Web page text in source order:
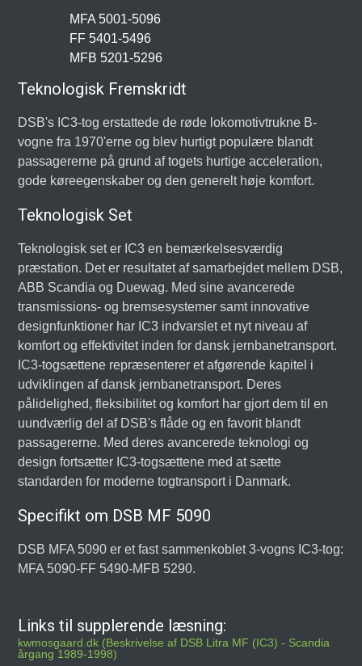
MFA 5001-5096
FF 5401-5496
MFB 5201-5296
Teknologisk Fremskridt
DSB's IC3-tog erstattede de røde lokomotivtrukne B-
vogne fra 1970'erne og blev hurtigt populære blandt
passagererne på grund af togets hurtige acceleration,
gode køreegenskaber og den generelt høje komfort.
Teknologisk Set
Teknologisk set er IC3 en bemærkelsesværdig
præstation. Det er resultatet af samarbejdet mellem DSB,
ABB Scandia og Duewag. Med sine avancerede
transmissions- og bremsesystemer samt innovative
designfunktioner har IC3 indvarslet et nyt niveau af
komfort og effektivitet inden for dansk jernbanetransport.
IC3-togsættene repræsenterer et afgørende kapitel i
udviklingen af dansk jernbanetransport. Deres
pålidelighed, fleksibilitet og komfort har gjort dem til en
uundværlig del af DSB's flåde og en favorit blandt
passagererne. Med deres avancerede teknologi og
design fortsætter IC3-togsættene med at sætte
standarden for moderne togtransport i Danmark.
Specifikt om DSB MF 5090
DSB MFA 5090 er et fast sammenkoblet 3-vogns IC3-tog:
MFA 5090-FF 5490-MFB 5290.
Links til supplerende læsning:
kwmosgaard.dk (Beskrivelse af DSB Litra MF (IC3) - Scandia
årgang 1989-1998)